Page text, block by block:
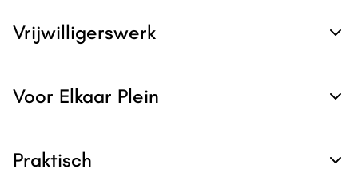
Vrijwilligerswerk
Voor Elkaar Plein
Praktisch